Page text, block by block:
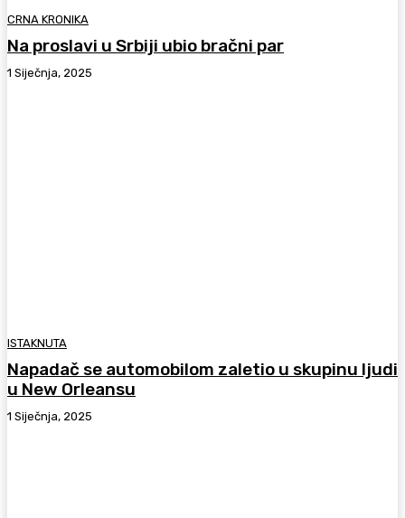
CRNA KRONIKA
Na proslavi u Srbiji ubio bračni par
1 Siječnja, 2025
ISTAKNUTA
Napadač se automobilom zaletio u skupinu ljudi
u New Orleansu
1 Siječnja, 2025